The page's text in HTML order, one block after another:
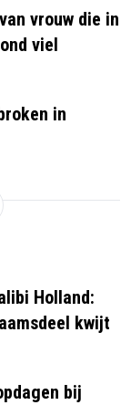
vrouw die in
viel
in
Holland:
kwijt
bij